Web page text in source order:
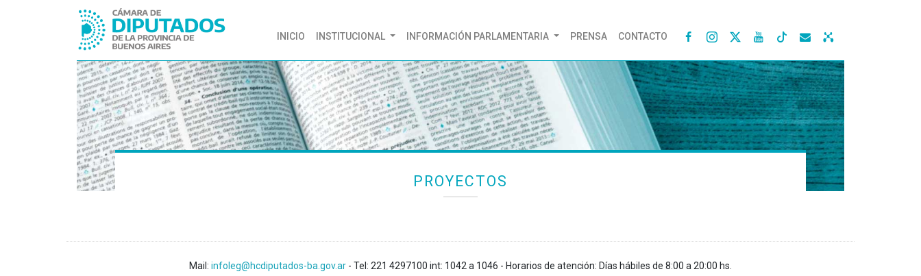
INICIO (CURRENT)
INSTITUCIONAL INFORMACIÓN PARLAMENTARIA PRENSA CONTACTO    
PROYECTOS
Mail: infoleg@hcdiputados-ba.gov.ar - Tel: 221 4297100 int: 1042 a 1046 - Horarios de atención: Días hábiles de 8:00 a 20:00 hs.